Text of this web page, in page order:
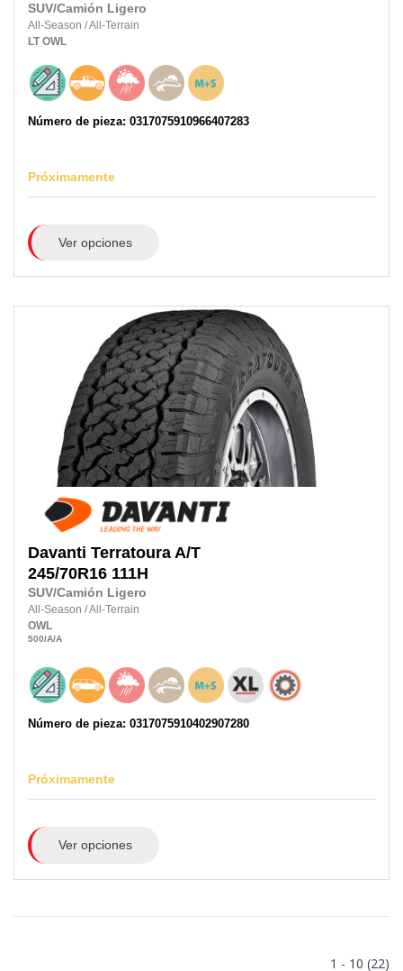
SUV/Camión Ligero
All-Season /All-Terrain
LT OWL
Número de pieza: 0317075910966407283
Próximamente
Ver opciones
Davanti Terratoura A/T
245/70R16 111H
SUV/Camión Ligero
All-Season /All-Terrain
OWL
500/A/A
Número de pieza: 0317075910402907280
Próximamente
Ver opciones
1 - 10 (22)